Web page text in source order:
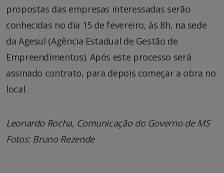
propostas das empresas interessadas serão
conhecidas no dia 15 de fevereiro, às 8h, na sede
da Agesul (Agência Estadual de Gestão de
Empreendimentos). Após este processo será
assinado contrato, para depois começar a obra no
local.
Leonardo Rocha, Comunicação do Governo de MS
Fotos: Bruno Rezende